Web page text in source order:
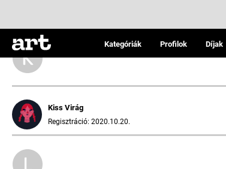
Kategóriák Profilok Díjak
Kiss Virág
Regisztráció: 2020.10.20.